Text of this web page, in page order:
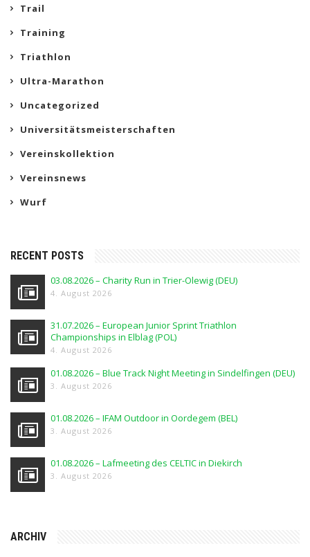
Trail
Training
Triathlon
Ultra-Marathon
Uncategorized
Universitätsmeisterschaften
Vereinskollektion
Vereinsnews
Wurf
RECENT POSTS
03.08.2026 – Charity Run in Trier-Olewig (DEU)
4. August 2026
31.07.2026 – European Junior Sprint Triathlon
Championships in Elblag (POL)
4. August 2026
01.08.2026 – Blue Track Night Meeting in Sindelfingen (DEU)
3. August 2026
01.08.2026 – IFAM Outdoor in Oordegem (BEL)
3. August 2026
01.08.2026 – Lafmeeting des CELTIC in Diekirch
3. August 2026
ARCHIV